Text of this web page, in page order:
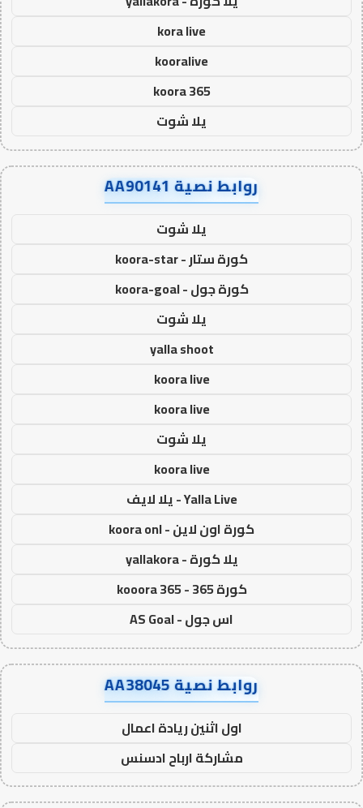
kora live
kooralive
koora 365
يلا شوت
روابط نصية AA90141
يلا شوت
كورة ستار - koora-star
كورة جول - koora-goal
يلا شوت
yalla shoot
koora live
koora live
يلا شوت
koora live
Yalla Live - يلا لايف
كورة اون لاين - koora onl
يلا كورة - yallakora
كورة 365 - kooora 365
اس جول - AS Goal
روابط نصية AA38045
اول اثنين ريادة اعمال
مشاركة ارباح ادسنس